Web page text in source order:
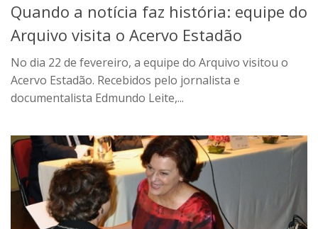
CDH
CEQUALI
CPg
CRInt
CSA
Serviço de Apoio ao Ensino
Concurso Docente
Representação Discente
Licitações e Contratos
Quando a notícia faz história: equipe do
Arquivo visita o Acervo Estadão
No dia 22 de fevereiro, a equipe do Arquivo visitou o
Acervo Estadão. Recebidos pelo jornalista e
documentalista Edmundo Leite,...